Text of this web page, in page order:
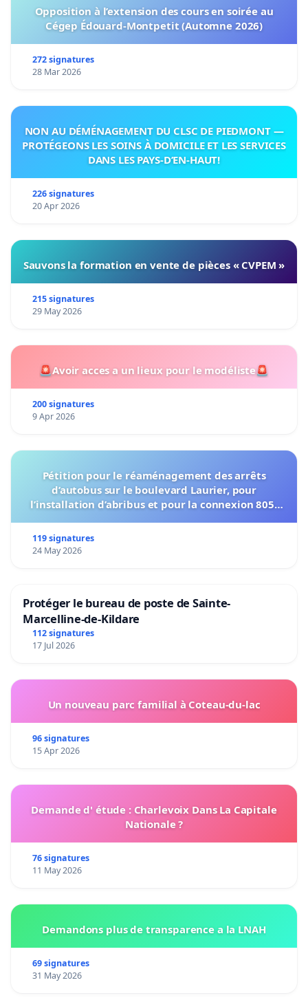
Opposition à l’extension des cours en soirée au
Cégep Édouard-Montpetit (Automne 2026)
272 signatures
28 Mar 2026
NON AU DÉMÉNAGEMENT DU CLSC DE PIEDMONT —
PROTÉGEONS LES SOINS À DOMICILE ET LES SERVICES
DANS LES PAYS-D’EN-HAUT!
226 signatures
20 Apr 2026
Sauvons la formation en vente de pièces « CVPEM »
215 signatures
29 May 2026
🚨Avoir acces a un lieux pour le modéliste🚨
200 signatures
9 Apr 2026
Pétition pour le réaménagement des arrêts
d’autobus sur le boulevard Laurier, pour
l’installation d’abribus et pour la connexion 805-
119 signatures
24 May 2026
Protéger le bureau de poste de Sainte-
Marcelline-de-Kildare
112 signatures
17 Jul 2026
Un nouveau parc familial à Coteau-du-lac
96 signatures
15 Apr 2026
Demande d' étude : Charlevoix Dans La Capitale
Nationale ?
76 signatures
11 May 2026
Demandons plus de transparence a la LNAH
69 signatures
31 May 2026